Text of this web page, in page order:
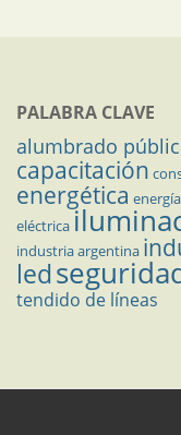
PALABRA CLAVE
alumbrado
capacitación
energética
eléctrica
industria argentina
led
tendido de líneas